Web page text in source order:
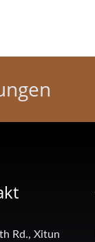
Rd., Xitun